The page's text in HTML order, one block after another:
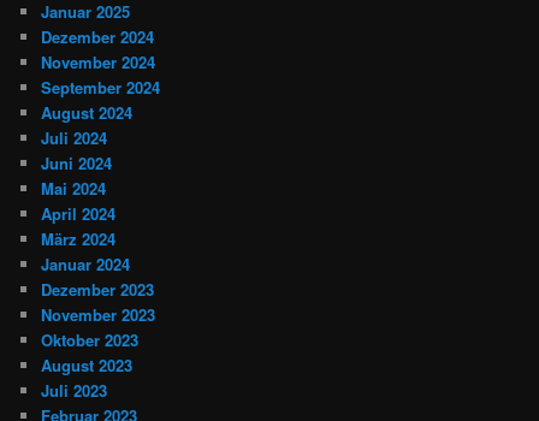
Januar 2025
Dezember 2024
November 2024
September 2024
August 2024
Juli 2024
Juni 2024
Mai 2024
April 2024
März 2024
Januar 2024
Dezember 2023
November 2023
Oktober 2023
August 2023
Juli 2023
Februar 2023